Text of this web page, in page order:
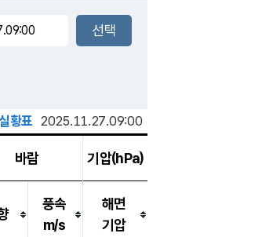
장호원
황표 2025.11.27.09:00
바람 기압(hPa)
풍속
m/s
해면
기압